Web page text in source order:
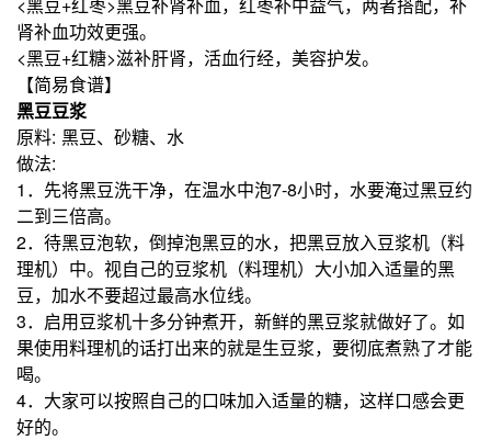
肾补血功效更强。
<黑豆+红糖>滋补肝肾，活血行经，美容护发。
【简易食谱】
黑豆豆浆
原料: 黑豆、砂糖、水
做法:
1．先将黑豆洗干净，在温水中泡7-8小时，水要淹过黑豆约
二到三倍高。
2．待黑豆泡软，倒掉泡黑豆的水，把黑豆放入豆浆机（料
理机）中。视自己的豆浆机（料理机）大小加入适量的黑
豆，加水不要超过最高水位线。
3．启用豆浆机十多分钟煮开，新鲜的黑豆浆就做好了。如
果使用料理机的话打出来的就是生豆浆，要彻底煮熟了才能
喝。
4．大家可以按照自己的口味加入适量的糖，这样口感会更
好的。